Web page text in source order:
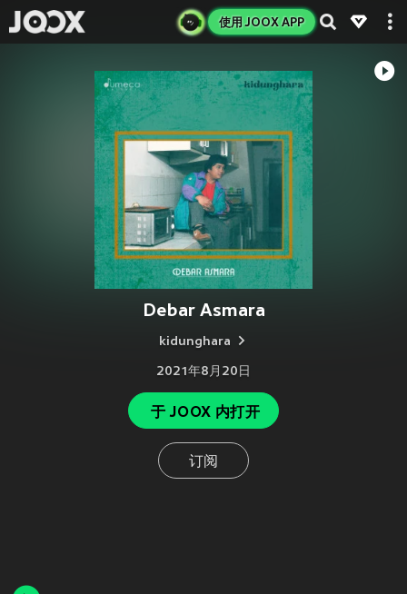
使用 JOOX APP
Debar Asmara
kidunghara
2021年8月20日
于 JOOX 内打开
订阅